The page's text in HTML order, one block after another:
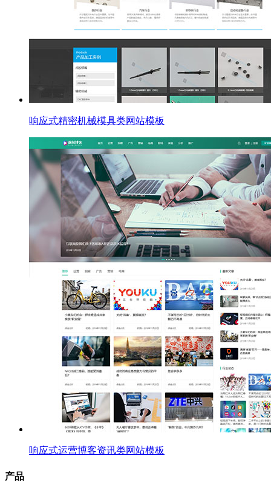
响应式精密机械模具类网站模板
响应式运营博客资讯类网站模板
产品